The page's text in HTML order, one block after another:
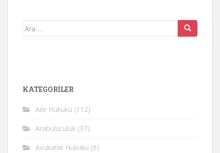
Arama
KATEGORİLER
Aile Hukuku (112)
Arabuluculuk (37)
Avukatlık Hukuku (9)